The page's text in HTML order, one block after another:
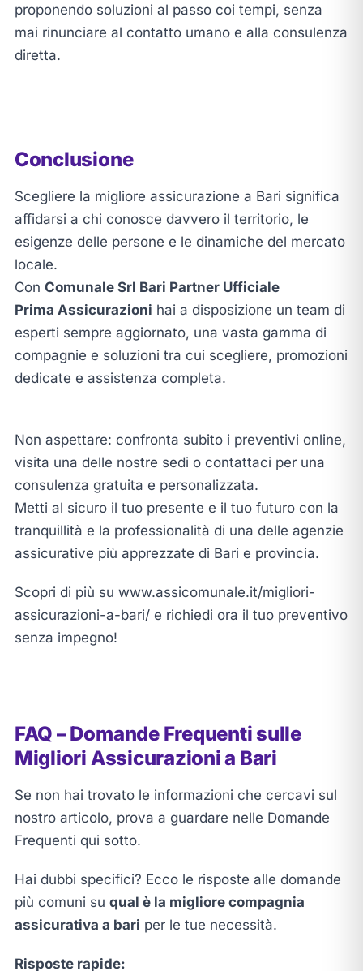
proponendo soluzioni al passo coi tempi, senza
mai rinunciare al contatto umano e alla consulenza
diretta.
Conclusione
Scegliere la migliore assicurazione a Bari significa
affidarsi a chi conosce davvero il territorio, le
esigenze delle persone e le dinamiche del mercato
locale.
Con Comunale Srl Bari Partner Ufficiale
Prima Assicurazioni hai a disposizione un team di
esperti sempre aggiornato, una vasta gamma di
compagnie e soluzioni tra cui scegliere, promozioni
dedicate e assistenza completa.
Non aspettare: confronta subito i preventivi online,
visita una delle nostre sedi o contattaci per una
consulenza gratuita e personalizzata.
Metti al sicuro il tuo presente e il tuo futuro con la
tranquillità e la professionalità di una delle agenzie
assicurative più apprezzate di Bari e provincia.
Scopri di più su www.assicomunale.it/migliori-
assicurazioni-a-bari/ e richiedi ora il tuo preventivo
senza impegno!
FAQ – Domande Frequenti sulle
Migliori Assicurazioni a Bari
Se non hai trovato le informazioni che cercavi sul
nostro articolo, prova a guardare nelle Domande
Frequenti qui sotto.
Hai dubbi specifici? Ecco le risposte alle domande
più comuni su qual è la migliore compagnia
assicurativa a bari per le tue necessità.
Risposte rapide: